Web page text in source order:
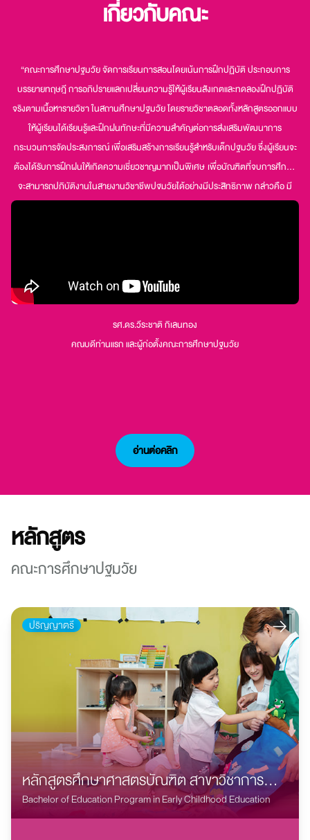
เกี่ยวกับคณะ
“คณะการศึกษาปฐมวัย จัดการเรียนการสอนโดยเน้นการฝึกปฏิบัติ ประกอบการ
บรรยายทฤษฎี การอภิปรายแลกเปลี่ยนความรู้ให้ผู้เรียนสังเกตและทดลองฝึกปฏิบัติ
จริงตามเนื้อหารายวิชาในสถานศึกษาปฐมวัย โดยรายวิชาตลอดทั้งหลักสูตรออกแบบ
ให้ผู้เรียนได้เรียนรู้และฝึกฝนทักษะที่มีความสำคัญต่อการส่งเสริมพัฒนาการ
กระบวนการจัดประสงการณ์เพื่อเสริมสร้างการเรียนรู้สำหรับเด็กปฐมวัยซึ่งผู้เรียนจะ
ต้องได้รับการฝึกฝนให้เกิดความเชี่ยวชาญมากเป็นพิเศษเพื่อบัณฑิตที่จบการศึกษา
จะสามารถปฏิบัติงานในสายงานวิชาชีพปฐมวัยได้อย่างมีประสิทธิภาพ กล่าวคือ มี
ความรู้
ความเข้าใจในหลักการ แม่นยำในวิธีการปฏิบัติ สามารถอธิบายและนำหลักการ
วงการศึกษาปฐมวัยและจะเป็นกำลังสำคัญในการช่วยเพิ่มประสิทธิภาพด้านการผลิต
และสร้างความเสมอภาคด้านเศรษฐกิจและสังคมในอนาคต”
รศ.ดร.วีระชาติ กิเลนทอง
คณบดีท่านแรก และผู้ก่อตั้งคณะการศึกษาปฐมวัย
อ่านต่อคลิก
หลักสูตร
คณะการศึกษาปฐมวัย
ปริญญาตรี
หลักสูตรศึกษาศาสตรบัณฑิต สาขาวิชาการ
ศึกษาปฐมวัย
Bachelor of Education Program in Early Childhood Education